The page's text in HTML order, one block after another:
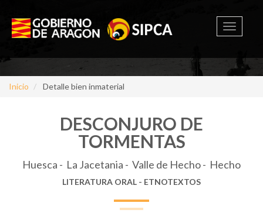
Toggle
Inicio Detalle bien inmaterial
DESCONJURO DE
TORMENTAS
Huesca - La Jacetania - Valle de Hecho - Hecho
LITERATURA ORAL - ETNOTEXTOS